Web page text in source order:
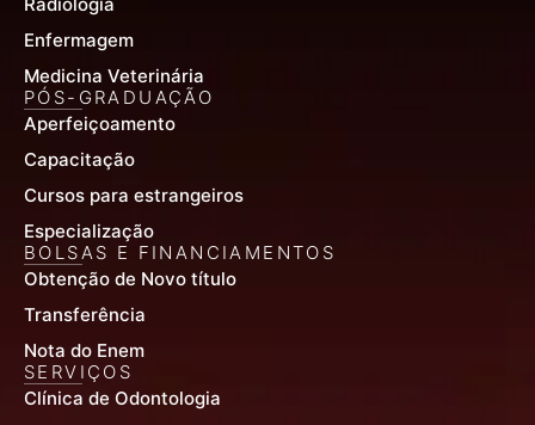
Radiologia
Enfermagem
Medicina Veterinária
PÓS-GRADUAÇÃO
Aperfeiçoamento
Capacitação
Cursos para estrangeiros
Especialização
BOLSAS E FINANCIAMENTOS
Obtenção de Novo título
Transferência
Nota do Enem
SERVIÇOS
Clínica de Odontologia